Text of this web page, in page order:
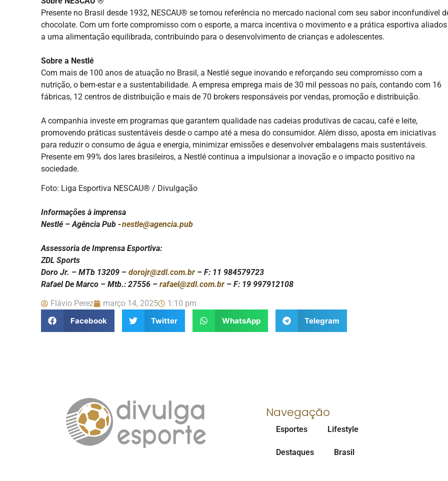
Presente no Brasil desde 1932, NESCAU® se tornou referência no mercado nacional com seu sabor inconfundível
chocolate. Com um forte compromisso com o esporte, a marca incentiva o movimento e a prática esportiva aliados
a uma alimentação equilibrada, contribuindo para o desenvolvimento de crianças e adolescentes.
Sobre a Nestlé
Com mais de 100 anos de atuação no Brasil, a Nestlé segue inovando e reforçando seu compromisso com a
nutrição, o bem-estar e a sustentabilidade. A empresa emprega mais de 30 mil pessoas no país, contando com 16
fábricas, 12 centros de distribuição e mais de 70 brokers responsáveis por vendas, promoção e distribuição.
A companhia investe em programas que garantem qualidade nas cadeias produtivas de cacau, café e leite,
promovendo práticas sustentáveis desde o campo até a mesa do consumidor. Além disso, aposta em iniciativas
para reduzir o consumo de água e energia, minimizar emissões e desenvolver embalagens mais sustentáveis.
Presente em 99% dos lares brasileiros, a Nestlé continua a impulsionar a inovação e o impacto positivo na
sociedade.
Foto: Liga Esportiva NESCAU® / Divulgação
Informações à imprensa
Nestlé – Agência Pub -nestle@agencia.pub
Assessoria de Imprensa Esportiva:
ZDL Sports
Doro Jr. – MTb 13209 – dorojr@zdl.com.br – F: 11 984579723
Rafael De Marco – Mtb.: 27556 – rafael@zdl.com.br – F: 19 997912108
Flávio Perez março 14, 2025
1:10 pm
Facebook
Twitter WhatsApp Telegram
Navegação
Esportes Lifestyle
Destaques Brasil